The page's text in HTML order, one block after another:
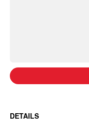
DETAILS